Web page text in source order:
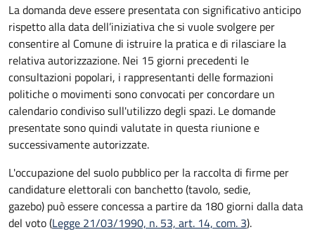
La domanda deve essere presentata con significativo anticipo
rispetto alla data dell’iniziativa che si vuole svolgere per
consentire al Comune di istruire la pratica e di rilasciare la
relativa autorizzazione. Nei 15 giorni precedenti le
consultazioni popolari, i rappresentanti delle formazioni
politiche o movimenti sono convocati per concordare un
calendario condiviso sull'utilizzo degli spazi. Le domande
presentate sono quindi valutate in questa riunione e
successivamente autorizzate.
L'occupazione del suolo pubblico per la raccolta di firme per
candidature elettorali con banchetto (tavolo, sedie,
gazebo) può essere concessa a partire da 180 giorni dalla data
del voto (Legge 21/03/1990, n. 53, art. 14, com. 3).